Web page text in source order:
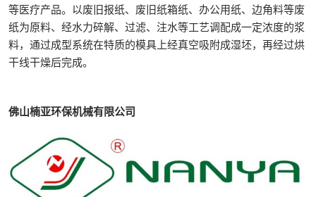
等医疗产品。以废旧报纸、废旧纸箱纸、办公用纸、边角料等废
纸为原料、经水力碎解、过滤、注水等工艺调配成一定浓度的浆
料，通过成型系统在特质的模具上经真空吸附成湿坯，再经过烘
干线干燥后完成。
佛山楠亚环保机械有限公司